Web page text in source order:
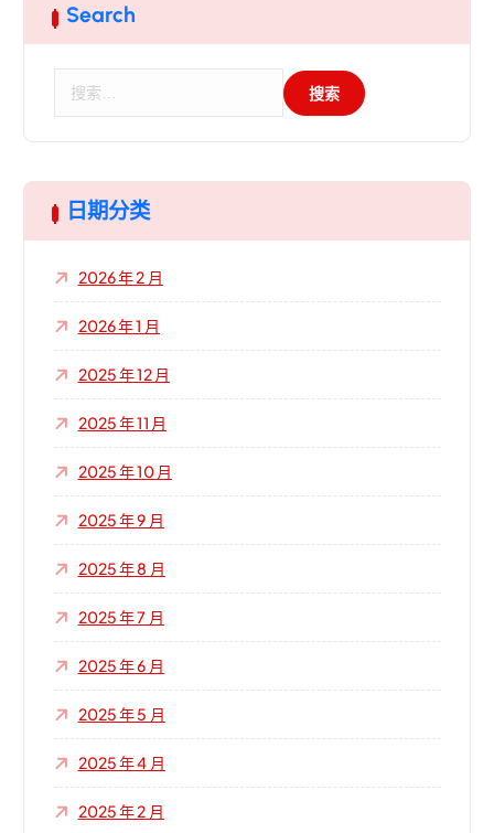
Search
日期分类
2026 年 2 月
2026 年 1 月
2025 年 12 月
2025 年 11 月
2025 年 10 月
2025 年 9 月
2025 年 8 月
2025 年 7 月
2025 年 6 月
2025 年 5 月
2025 年 4 月
2025 年 2 月